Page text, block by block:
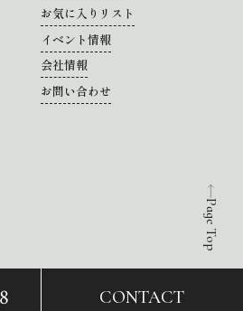
CONTACT
Page Top
お気に入りリスト
イベント情報
会社情報
お問い合わせ